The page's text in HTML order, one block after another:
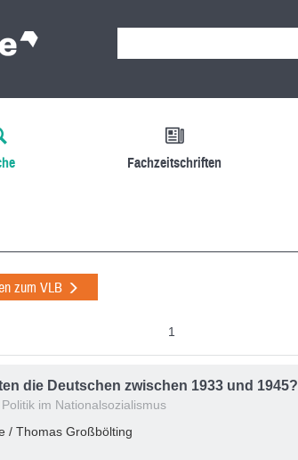
Fachzeitschriften
zum VLB
1
die Deutschen zwischen 1933 und 1945?
im Nationalsozialismus
/ Thomas Großbölting